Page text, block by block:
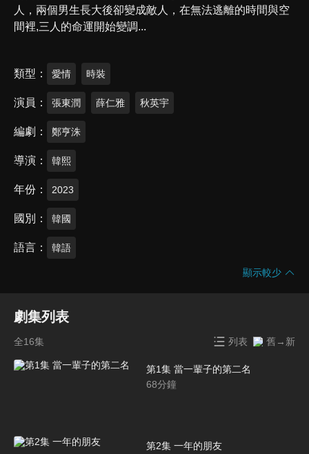
人，兩個男生長大後卻變成敵人，在無法逃離的時間與空
間裡,三人的命運開始變調...
類型 愛情 時裝
演員 張東潤 薛仁雅 秋英宇
編劇 鄭亨洙
導演 韓熙
年份 2023
國別 韓國
語言 韓語
顯示較少
劇集列表
全16集 列表 舊→新
第1集 當一輩子的第二名
68分鐘
第2集 一年的朋友